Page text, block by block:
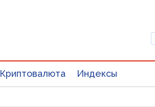
Криптовалюта Индексы